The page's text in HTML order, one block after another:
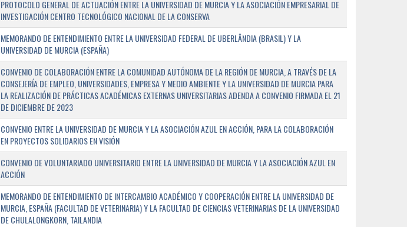
PROTOCOLO GENERAL DE ACTUACIÓN ENTRE LA UNIVERSIDAD DE MURCIA Y LA ASOCIACIÓN EMPRESARIAL DE
INVESTIGACIÓN CENTRO TECNOLÓGICO NACIONAL DE LA CONSERVA
MEMORANDO DE ENTENDIMIENTO ENTRE LA UNIVERSIDAD FEDERAL DE UBERLÂNDIA (BRASIL) Y LA
UNIVERSIDAD DE MURCIA (ESPAÑA)
CONVENIO DE COLABORACIÓN ENTRE LA COMUNIDAD AUTÓNOMA DE LA REGIÓN DE MURCIA, A TRAVÉS DE LA
CONSEJERÍA DE EMPLEO, UNIVERSIDADES, EMPRESA Y MEDIO AMBIENTE Y LA UNIVERSIDAD DE MURCIA PARA
LA REALIZACIÓN DE PRÁCTICAS ACADÉMICAS EXTERNAS UNIVERSITARIAS ADENDA A CONVENIO FIRMADA EL 21
DE DICIEMBRE DE 2023
CONVENIO ENTRE LA UNIVERSIDAD DE MURCIA Y LA ASOCIACIÓN AZUL EN ACCIÓN, PARA LA COLABORACIÓN
EN PROYECTOS SOLIDARIOS EN VISIÓN
CONVENIO DE VOLUNTARIADO UNIVERSITARIO ENTRE LA UNIVERSIDAD DE MURCIA Y LA ASOCIACIÓN AZUL EN
ACCIÓN
MEMORANDO DE ENTENDIMIENTO DE INTERCAMBIO ACADÉMICO Y COOPERACIÓN ENTRE LA UNIVERSIDAD DE
MURCIA, ESPAÑA (FACULTAD DE VETERINARIA) Y LA FACULTAD DE CIENCIAS VETERINARIAS DE LA UNIVERSIDAD
DE CHULALONGKORN, TAILANDIA